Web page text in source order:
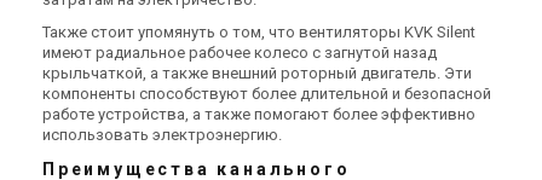
В наличии Оставить отзыв
Акция
В наличии Оставить отзыв
Акция
Также стоит упомянуть о том, что вентиляторы KVK Silent
имеют радиальное рабочее колесо с загнутой назад
крыльчаткой, а также внешний роторный двигатель. Эти
компоненты способствуют более длительной и безопасной
работе устройства, а также помогают более эффективно
использовать электроэнергию.
Преимущества канального